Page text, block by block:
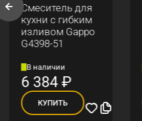
Смеситель для
кухни с гибким
изливом Gappo
G4398-51
В наличии
6 384₽
КУПИТЬ